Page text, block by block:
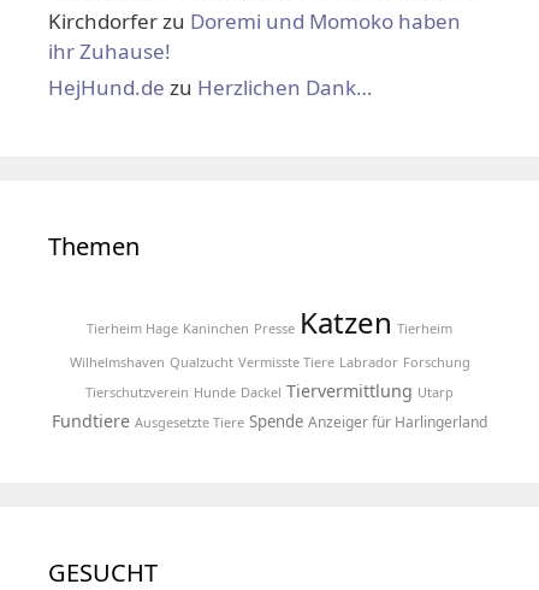
Kirchdorferzu Doremi und Momoko haben
ihr Zuhause!
HejHund.de zu Herzlichen Dank…
Themen
Tierheim Hage Kaninchen Presse Katzen Tierheim
Wilhelmshaven Qualzucht Vermisste Tiere Labrador Forschung
Tierschutzverein Hunde Dackel Tiervermittlung Utarp
Fundtiere Ausgesetzte Tiere Spende Anzeiger für Harlingerland
GESUCHT